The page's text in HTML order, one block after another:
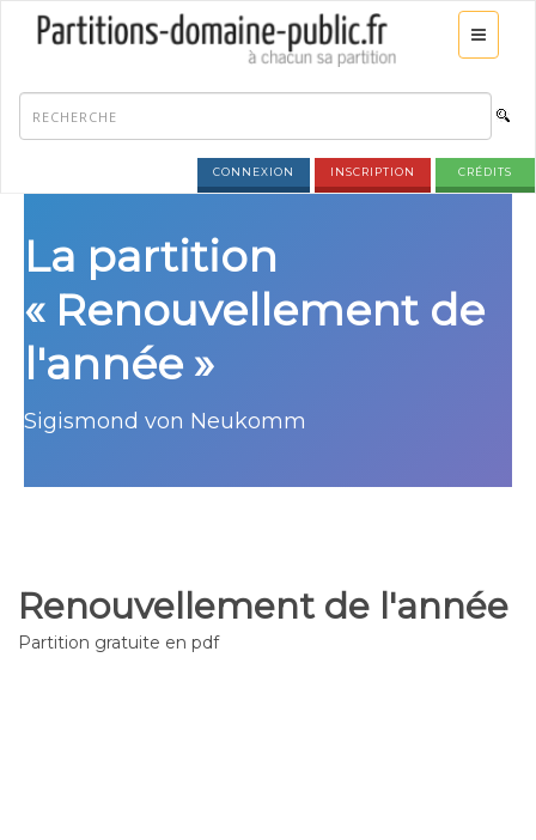
CONNEXION INSCRIPTION CRÉDITS
La partition
« Renouvellement de
l'année »
Sigismond von Neukomm
Renouvellement de l'année
Partition gratuite en pdf